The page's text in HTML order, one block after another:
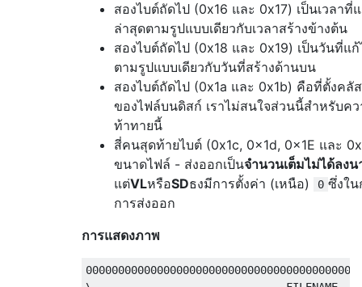
สองไบต์ถัดไป (0x16 และ 0x17) เป็นเวลาที่
ล่าสุดตามรูปแบบเดียวกับเวลาสร้างข้างต้น
สองไบต์ถัดไป (0x18 และ 0x19) เป็นวันที่แ
ตามรูปแบบเดียวกับวันที่สร้างด้านบน
สองไบต์ถัดไป (0x1a และ 0x1b) คือที่ตั้งคลั
ของไฟล์บนดิสก์ เราไม่สนใจส่วนนี้สำหรับค
ท้าทายนี้
สี่คนสุดท้ายไบต์ (0x1c, 0x1d, 0x1E และ
ขนาดไฟล์ - ส่งออกเป็นจำนวนเต็มไม่ได้ลงน
แต่VLหรือSDธงมีการตั้งค่า (เหนือ) 0 ซึ่งใ
การส่งออก
การแสดงภาพ